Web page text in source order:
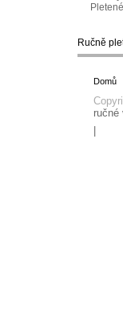
Ručně
Domů|
ručné